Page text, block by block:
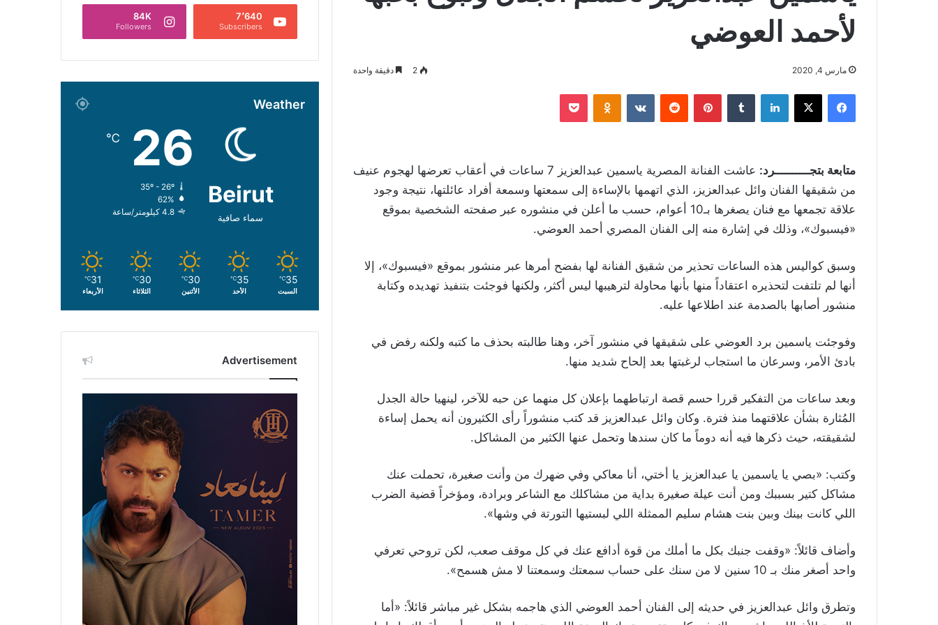
لأحمد العوضي
مارس 4, 2020 2 دقيقة واحدة
فيسبوك ‫X لينكدإن بينتيريست Odnoklassniki
‫Pocket
متابعة بتجــــــــــرد:
عاشت الفنانة المصرية ياسمين عبدالعزيز 7 ساعات في أعقاب تعرضها لهجوم عنيف
من شقيقها الفنان وائل عبدالعزيز، الذي اتهمها بالإساءة إلى سمعتها وسمعة أفراد عائلتها، نتيجة وجود
علاقة تجمعها مع فنان يصغرها بـ10 أعوام، حسب ما أعلن في منشوره عبر صفحته الشخصية بموقع
«فيسبوك»، وذلك في إشارة منه إلى الفنان المصري أحمد العوضي.
وسبق كواليس هذه الساعات تحذير من شقيق الفنانة لها بفضح أمرها عبر منشور بموقع «فيسبوك»، إلا
أنها لم تلتفت لتحذيره اعتقاداً منها بأنها محاولة لترهيبها ليس أكثر، ولكنها فوجئت بتنفيذ تهديده وكتابة
منشور أصابها بالصدمة عند اطلاعها عليه.
وفوجئت ياسمين برد العوضي على شقيقها في منشور آخر، وهنا طالبته بحذف ما كتبه ولكنه رفض في
بادئ الأمر، وسرعان ما استجاب لرغبتها بعد إلحاح شديد منها.
وبعد ساعات من التفكير قررا حسم قصة ارتباطهما بإعلان كل منهما عن حبه للآخر، لينهيا حالة الجدل
المُثارة بشأن علاقتهما منذ فترة. وكان وائل عبدالعزيز قد كتب منشوراً رأى الكثيرون أنه يحمل إساءة
لشقيقته، حيث ذكرها فيه أنه دوماً ما كان سندها وتحمل عنها الكثير من المشاكل.
وكتب: «بصي يا ياسمين يا عبدالعزيز يا أختي، أنا معاكي وفي ضهرك من وأنت صغيرة، تحملت عنك
مشاكل كتير بسببك ومن أنت عيلة صغيرة بداية من مشاكلك مع الشاعر وبرادة، ومؤخراً قضية الضرب
اللي كانت بينك وبين بنت هشام سليم الممثلة اللي لبستيها التورتة في وشها».
وأضاف قائلاً: «وقفت جنبك بكل ما أملك من قوة أدافع عنك في كل موقف صعب، لكن تروحي تعرفي
واحد أصغر منك بـ 10 سنين لا من سنك على حساب سمعتك وسمعتنا لا مش هسمح».
وتطرق وائل عبدالعزيز في حديثه إلى الفنان أحمد العوضي الذي هاجمه بشكل غير مباشر قائلاً: «أما
7٬640
Subscribers
84K
Followers
Weather
Beirut
سماء صافية
26
℃
35º - 26º
62%
4.8 كيلومتر/ساعة
35
℃
السبت
35
℃
الأحد
30
℃
الأثنين
30
℃
الثلاثاء
31
℃
الأربعاء
Advertisement